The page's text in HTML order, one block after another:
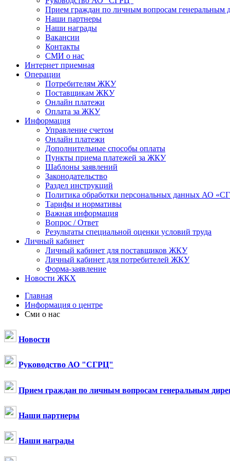
Прием граждан по личным вопросам генеральным
Наши партнеры
Наши награды
Вакансии
Контакты
СМИ о нас
Интернет приемная
Операции
Потребителям ЖКУ
Поставщикам ЖКУ
Онлайн платежи
Оплата за ЖКУ
Информация
Управление счетом
Онлайн платежи
Дополнительные способы оплаты
Пункты приема платежей за ЖКУ
Шаблоны заявлений
Законодательство
Раздел инструкций
Политика обработки персональных данных АО
Тарифы и нормативы
Важная информация
Вопрос / Ответ
Результаты специальной оценки условий труда
Личный кабинет
Личный кабинет для поставщиков ЖКУ
Личный кабинет для потребителей ЖКУ
Форма-заявление
Новости ЖКХ
Главная
Информация о центре
Сми о нас
Новости
Руководство АО "СГРЦ"
Прием граждан по личным вопросам генеральным
Наши партнеры
Наши награды